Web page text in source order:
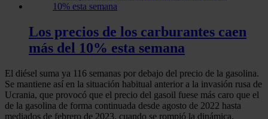
Los precios de los carburantes caen
más del 10% esta semana
El diésel suma ya 116 semanas por debajo del precio de la gasolina.
Se mantiene así en la situación habitual anterior a la invasión rusa de
Ucrania, que provocó que el precio del gasoil fuese más caro que el
de la gasolina de forma continuada desde agosto de 2022 hasta
mediados de febrero de 2023, cuando se rompió la dinámica.